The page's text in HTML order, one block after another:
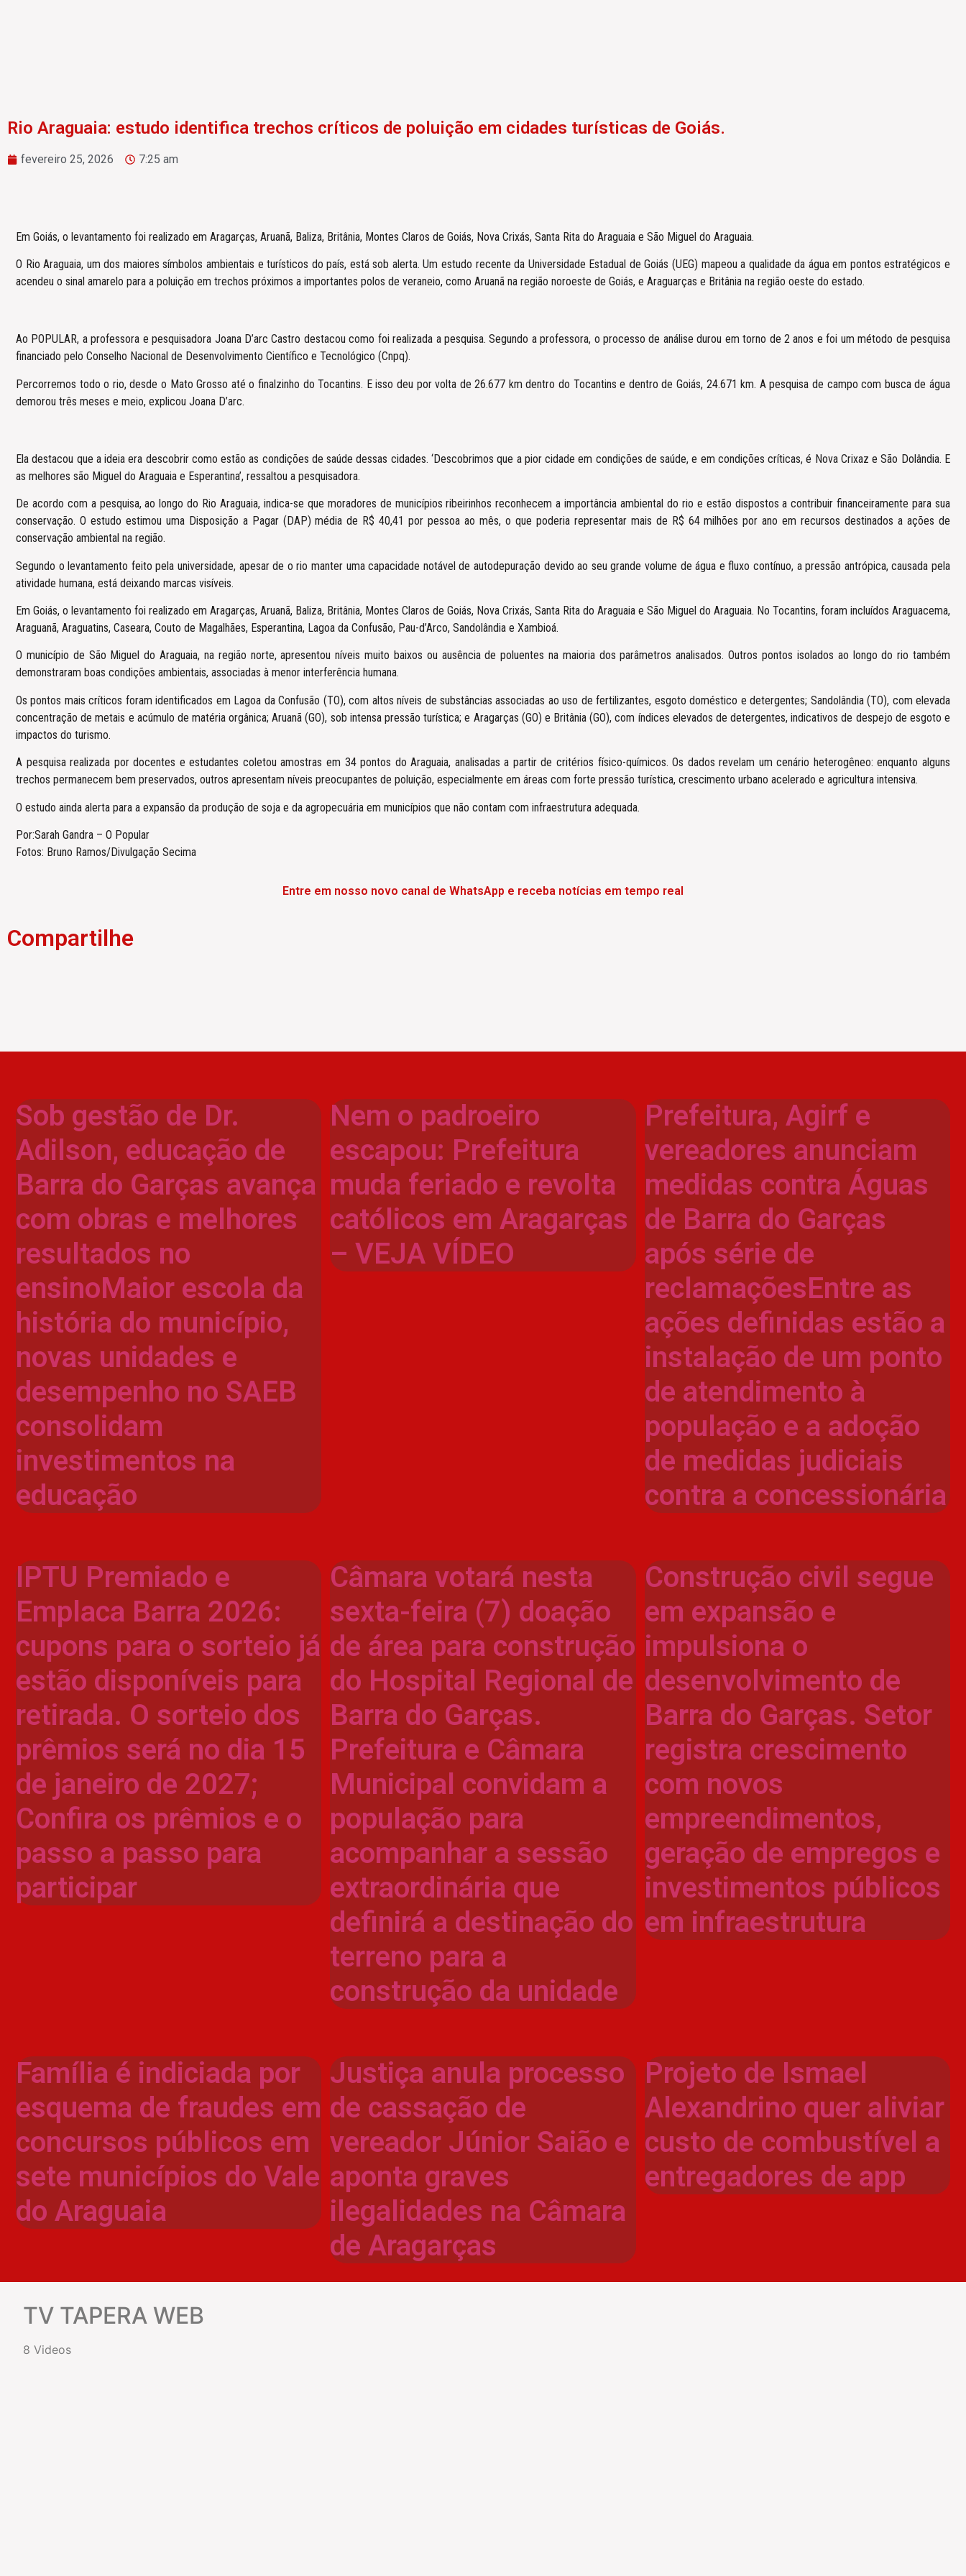
Rio Araguaia: estudo identifica trechos críticos de poluição em cidades turísticas de Goiás.
fevereiro 25, 2026 7:25 am
Em Goiás, o levantamento foi realizado em Aragarças, Aruanã, Baliza, Britânia, Montes Claros de Goiás, Nova Crixás, Santa Rita do Araguaia e São Miguel do Araguaia.
O Rio Araguaia, um dos maiores símbolos ambientais e turísticos do país, está sob alerta. Um estudo recente da Universidade Estadual de Goiás (UEG) mapeou a qualidade da água em pontos estratégicos e
acendeu o sinal amarelo para a poluição em trechos próximos a importantes polos de veraneio, como Aruanã na região noroeste de Goiás, e Araguarças e Britânia na região oeste do estado.
Ao POPULAR, a professora e pesquisadora Joana D’arc Castro destacou como foi realizada a pesquisa. Segundo a professora, o processo de análise durou em torno de 2 anos e foi um método de pesquisa
financiado pelo Conselho Nacional de Desenvolvimento Científico e Tecnológico (Cnpq).
Percorremos todo o rio, desde o Mato Grosso até o finalzinho do Tocantins. E isso deu por volta de 26.677 km dentro do Tocantins e dentro de Goiás, 24.671 km. A pesquisa de campo com busca de água
demorou três meses e meio, explicou Joana D’arc.
Ela destacou que a ideia era descobrir como estão as condições de saúde dessas cidades. ‘Descobrimos que a pior cidade em condições de saúde, e em condições críticas, é Nova Crixaz e São Dolândia. E
as melhores são Miguel do Araguaia e Esperantina’, ressaltou a pesquisadora.
De acordo com a pesquisa, ao longo do Rio Araguaia, indica-se que moradores de municípios ribeirinhos reconhecem a importância ambiental do rio e estão dispostos a contribuir financeiramente para sua
conservação. O estudo estimou uma Disposição a Pagar (DAP) média de R$ 40,41 por pessoa ao mês, o que poderia representar mais de R$ 64 milhões por ano em recursos destinados a ações de
conservação ambiental na região.
Segundo o levantamento feito pela universidade, apesar de o rio manter uma capacidade notável de autodepuração devido ao seu grande volume de água e fluxo contínuo, a pressão antrópica, causada pela
atividade humana, está deixando marcas visíveis.
Em Goiás, o levantamento foi realizado em Aragarças, Aruanã, Baliza, Britânia, Montes Claros de Goiás, Nova Crixás, Santa Rita do Araguaia e São Miguel do Araguaia. No Tocantins, foram incluídos Araguacema,
Araguanã, Araguatins, Caseara, Couto de Magalhães, Esperantina, Lagoa da Confusão, Pau-d’Arco, Sandolândia e Xambioá.
O município de São Miguel do Araguaia, na região norte, apresentou níveis muito baixos ou ausência de poluentes na maioria dos parâmetros analisados. Outros pontos isolados ao longo do rio também
demonstraram boas condições ambientais, associadas à menor interferência humana.
Os pontos mais críticos foram identificados em Lagoa da Confusão (TO), com altos níveis de substâncias associadas ao uso de fertilizantes, esgoto doméstico e detergentes; Sandolândia (TO), com elevada
concentração de metais e acúmulo de matéria orgânica; Aruanã (GO), sob intensa pressão turística; e Aragarças (GO) e Britânia (GO), com índices elevados de detergentes, indicativos de despejo de esgoto e
impactos do turismo.
A pesquisa realizada por docentes e estudantes coletou amostras em 34 pontos do Araguaia, analisadas a partir de critérios físico-químicos. Os dados revelam um cenário heterogêneo: enquanto alguns
trechos permanecem bem preservados, outros apresentam níveis preocupantes de poluição, especialmente em áreas com forte pressão turística, crescimento urbano acelerado e agricultura intensiva.
O estudo ainda alerta para a expansão da produção de soja e da agropecuária em municípios que não contam com infraestrutura adequada.
Por:Sarah Gandra – O Popular
Fotos: Bruno Ramos/Divulgação Secima
Entre em nosso novo canal de WhatsApp e receba notícias em tempo real
Compartilhe
Sob gestão de Dr.
Adilson, educação de
Barra do Garças avança
com obras e melhores
resultados no
ensinoMaior escola da
história do município,
novas unidades e
desempenho no SAEB
consolidam
investimentos na
educação
Nem o padroeiro
escapou: Prefeitura
muda feriado e revolta
católicos em Aragarças
– VEJA VÍDEO
Prefeitura, Agirf e
vereadores anunciam
medidas contra Águas
de Barra do Garças
após série de
reclamaçõesEntre as
ações definidas estão a
instalação de um ponto
de atendimento à
população e a adoção
de medidas judiciais
contra a concessionária
IPTU Premiado e
Emplaca Barra 2026:
cupons para o sorteio já
estão disponíveis para
retirada. O sorteio dos
prêmios será no dia 15
de janeiro de 2027;
Confira os prêmios e o
passo a passo para
participar
Câmara votará nesta
sexta-feira (7) doação
de área para construção
do Hospital Regional de
Barra do Garças.
Prefeitura e Câmara
Municipal convidam a
população para
acompanhar a sessão
extraordinária que
definirá a destinação do
terreno para a
construção da unidade
Construção civil segue
em expansão e
impulsiona o
desenvolvimento de
Barra do Garças. Setor
registra crescimento
com novos
empreendimentos,
geração de empregos e
investimentos públicos
em infraestrutura
Família é indiciada por
esquema de fraudes em
concursos públicos em
sete municípios do Vale
do Araguaia
Justiça anula processo
de cassação de
vereador Júnior Saião e
aponta graves
ilegalidades na Câmara
de Aragarças
Projeto de Ismael
Alexandrino quer aliviar
custo de combustível a
entregadores de app
TV TAPERA WEB
8 Videos